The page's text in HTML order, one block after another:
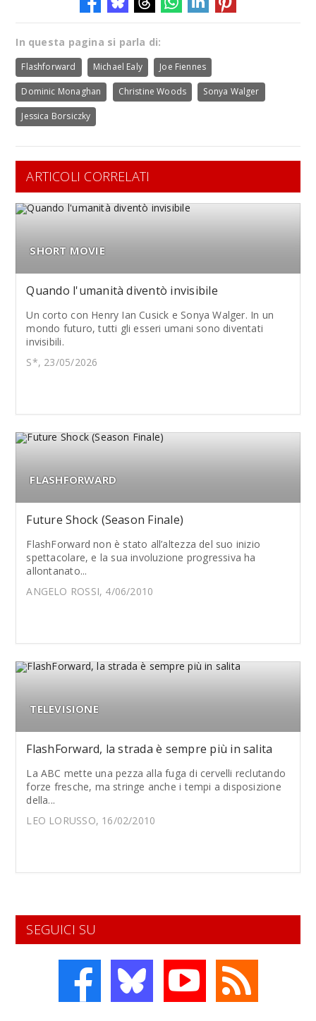
In questa pagina si parla di:
Flashforward Michael Ealy Joe Fiennes
Dominic Monaghan Christine Woods Sonya Walger
Jessica Borsiczky
ARTICOLI CORRELATI
SHORT MOVIE
Quando l'umanità diventò invisibile
Un corto con Henry Ian Cusick e Sonya Walger. In un
mondo futuro, tutti gli esseri umani sono diventati
invisibili.
S*, 23/05/2026
FLASHFORWARD
Future Shock (Season Finale)
FlashForward non è stato all’altezza del suo inizio
spettacolare, e la sua involuzione progressiva ha
allontanato...
ANGELO ROSSI, 4/06/2010
TELEVISIONE
FlashForward, la strada è sempre più in salita
La ABC mette una pezza alla fuga di cervelli reclutando
forze fresche, ma stringe anche i tempi a disposizione
della...
LEO LORUSSO, 16/02/2010
SEGUICI SU